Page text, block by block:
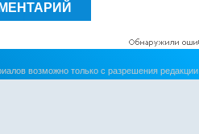
возможно только с разрешения